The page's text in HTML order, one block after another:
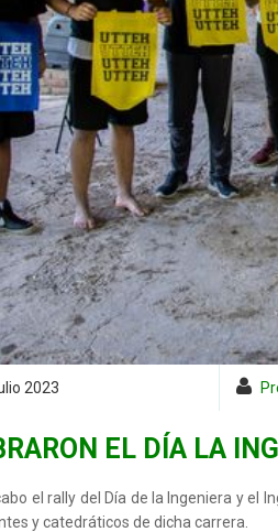
2023
EL DÍA LA
el rally del Día de la Ingeniera y el
y catedráticos de dicha carrera.